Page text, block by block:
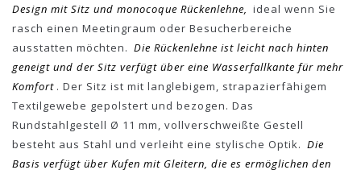
Design mit Sitz und monocoque Rückenlehne, ideal wenn Sie
rasch einen Meetingraum oder Besucherbereiche
ausstatten möchten. Die Rückenlehne ist leicht nach hinten
geneigt und der Sitz verfügt über eine Wasserfallkante für mehr
Komfort . Der Sitz ist mit langlebigem, strapazierfähigem
Textilgewebe gepolstert und bezogen. Das
Rundstahlgestell Ø 11 mm, vollverschweißte Gestell
besteht aus Stahl und verleiht eine stylische Optik. Die
Basis verfügt über Kufen mit Gleitern, die es ermöglichen den